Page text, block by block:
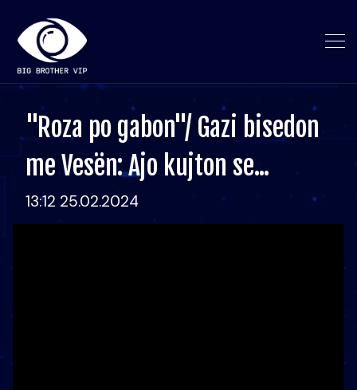
"Roza po gabon"/ Gazi bisedon
me Vesën: Ajo kujton se...
13:12 25.02.2024